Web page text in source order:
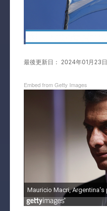
最後更新日： 2024年01月23日
Embed from Getty Images